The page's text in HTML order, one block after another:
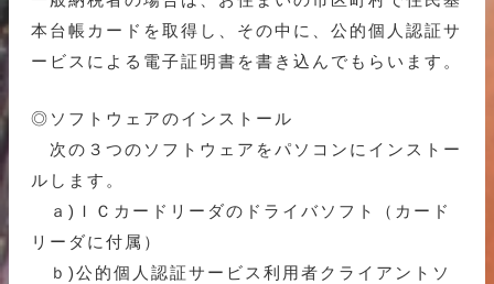
本台帳カードを取得し、その中に、公的個人認証サ
ービスによる電子証明書を書き込んでもらいます。
◎ソフトウェアのインストール
次の３つのソフトウェアをパソコンにインストー
ルします。
ａ)ＩＣカードリーダのドライバソフト（カード
リーダに付属）
ｂ)公的個人認証サービス利用者クライアントソ